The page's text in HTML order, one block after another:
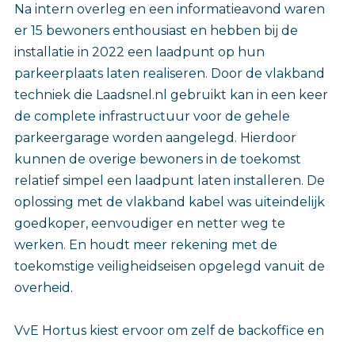
Na intern overleg en een informatieavond waren
er 15 bewoners enthousiast en hebben bij de
installatie in 2022 een laadpunt op hun
parkeerplaats laten realiseren. Door de vlakband
techniek die Laadsnel.nl gebruikt kan in een keer
de complete infrastructuur voor de gehele
parkeergarage worden aangelegd. Hierdoor
kunnen de overige bewoners in de toekomst
relatief simpel een laadpunt laten installeren. De
oplossing met de vlakband kabel was uiteindelijk
goedkoper, eenvoudiger en netter weg te
werken. En houdt meer rekening met de
toekomstige veiligheidseisen opgelegd vanuit de
overheid.
VvE Hortus kiest ervoor om zelf de backoffice en